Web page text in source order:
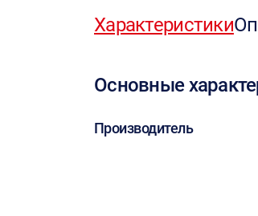
Характеристики
Основные
Производитель